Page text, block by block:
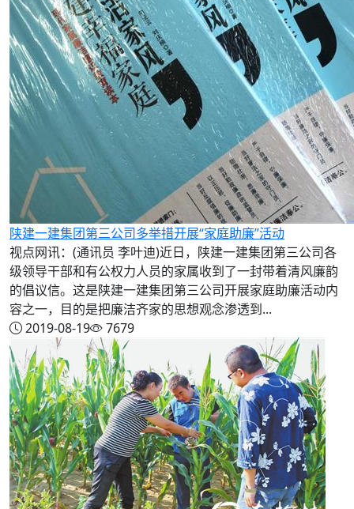
陕建一建集团第三公司多举措开展“家庭助廉”活动
视点网讯：(通讯员 李叶迪)近日，陕建一建集团第三公司各
级领导干部和有公权力人员的家属收到了一封带着清风廉韵
的倡议信。这是陕建一建集团第三公司开展家庭助廉活动内
容之一，目的是把廉洁齐家的思想观念渗透到...
2019-08-19
7679